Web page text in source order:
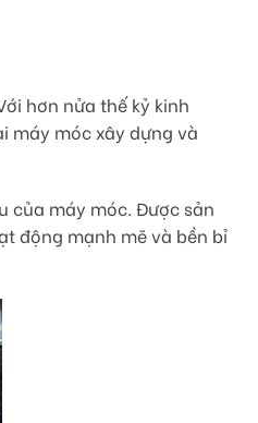
hơn nửa thế kỷ kinh
máy móc xây dựng và
của máy móc. Được sản
động mạnh mẽ và bền bỉ